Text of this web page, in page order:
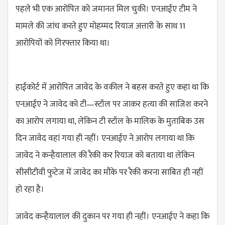
पहले भी एक आरोपित को जमानत मिल चुकी। एनआईए टीम ने
मामले की जांच करते हुए मोहम्मद रियाज अत्तारी के साथ 11
आरोपियों को गिरफ्तार किया था।
हाईकोर्ट में आरोपित जावेद के वकील ने बहस करते हुए कहा था कि
एनआईए ने जावेद को टी—स्टॉल पर जाकर हत्या की साजिश करने
का आरोप लगाया था, लेकिन टी स्टॉल के मालिक के मुताबिक उस
दिन जावेद वहां गया ही नहीं। एनआईए ने आरोप लगाया था कि
जावेद ने कन्हैयालाल की रैकी कर रियाज को बताया था लेकिन
सीसीटीवी फुटेज में जावेद का मौके पर रैकी करना साबित ही नहीं
हो रहा है।
जावेद कन्हैयालाल की दुकान पर गया ही नहीं। एनआईए ने कहा कि